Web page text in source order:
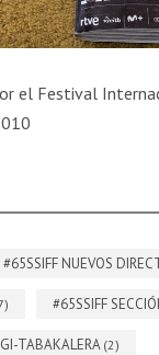
el Festival
#65SSIFF NUEVOS
#65SSIFF
TABAKALERA(2)